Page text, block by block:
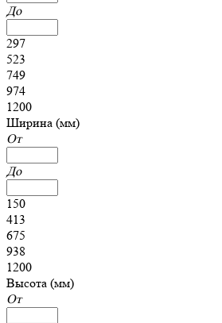
До
297
523
749
974
1200
Ширина (мм)
От
До
150
413
675
938
1200
Высота (мм)
От